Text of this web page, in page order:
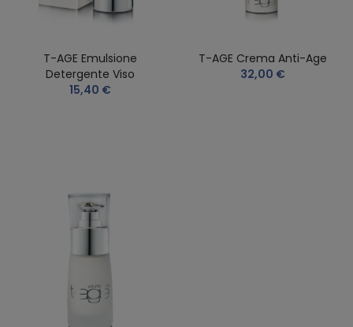
T-AGE Emulsione
Detergente Viso
15,40 €
T-AGE Crema Anti-Age
32,00 €